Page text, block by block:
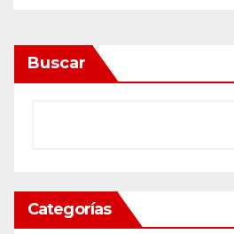
Buscar
Categorías